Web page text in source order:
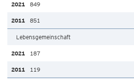
849
851
Lebensgemeinschaft
187
119